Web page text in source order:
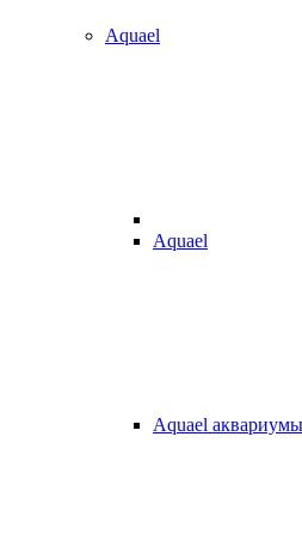
Aquael
Aquael
Aquael